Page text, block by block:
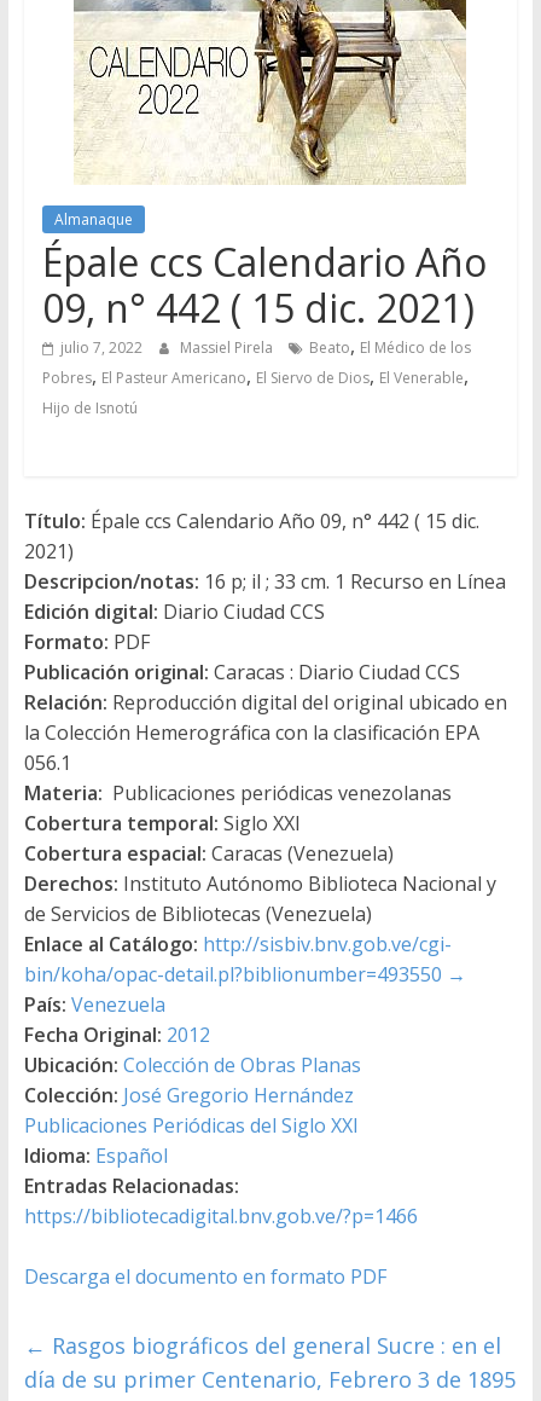
Almanaque
Épale ccs Calendario Año
09, n° 442 ( 15 dic. 2021)
julio 7, 2022 Massiel Pirela Beato, El Médico de los
Pobres, El Pasteur Americano, El Siervo de Dios, El Venerable,
Hijo de Isnotú
Título: Épale ccs Calendario Año 09, n° 442 ( 15 dic.
2021)
Descripcion/notas: 16 p; il ; 33 cm. 1 Recurso en Línea
Edición digital: Diario Ciudad CCS
Formato: PDF
Publicación original: Caracas : Diario Ciudad CCS
Relación: Reproducción digital del original ubicado en
la Colección Hemerográfica con la clasificación EPA
056.1
Materia: Publicaciones periódicas venezolanas
Cobertura temporal: Siglo XXI
Cobertura espacial: Caracas (Venezuela)
Derechos: Instituto Autónomo Biblioteca Nacional y
de Servicios de Bibliotecas (Venezuela)
Enlace al Catálogo: http://sisbiv.bnv.gob.ve/cgi-
bin/koha/opac-detail.pl?biblionumber=493550 →
País: Venezuela
Fecha Original: 2012
Ubicación: Colección de Obras Planas
Colección: José Gregorio Hernández
Publicaciones Periódicas del Siglo XXI
Idioma: Español
Entradas Relacionadas:
https://bibliotecadigital.bnv.gob.ve/?p=1466
Descarga el documento en formato PDF
← Rasgos biográficos del general Sucre : en el
día de su primer Centenario, Febrero 3 de 1895